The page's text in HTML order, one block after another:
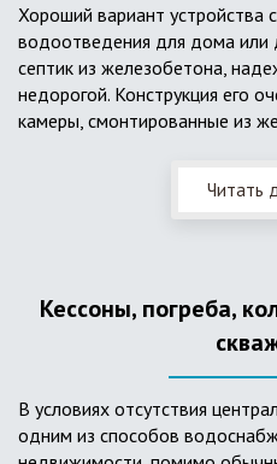
Хороший вариант устройства
водоотведения для дома или
септик из железобетона,
недорогой. Конструкция его
камеры, смонтированные из
слой дренажа, устроенный из
требуется только очищение
большую прочность по
Читать
Кессоны, погреба,
В условиях отсутствия
одним из способов